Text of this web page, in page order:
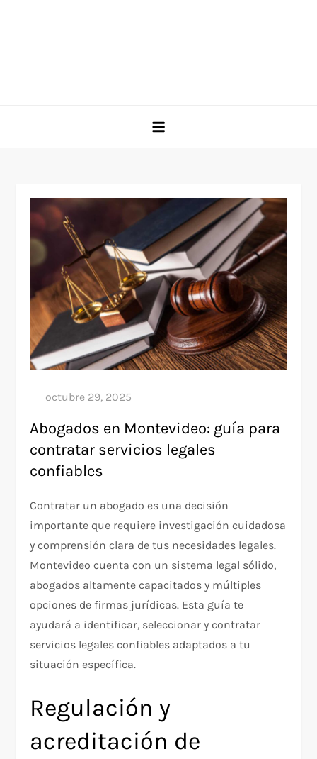
Abogados en Montevideo: guía para
contratar servicios legales
confiables
Contratar un abogado es una decisión
importante que requiere investigación cuidadosa
y comprensión clara de tus necesidades legales.
Montevideo cuenta con un sistema legal sólido,
abogados altamente capacitados y múltiples
opciones de firmas jurídicas. Esta guía te
ayudará a identificar, seleccionar y contratar
servicios legales confiables adaptados a tu
situación específica.
Regulación y
acreditación de